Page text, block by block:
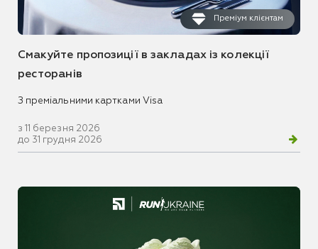
Преміум клієнтам
Смакуйте пропозиції в закладах із колекції
ресторанів
З преміальними картками Visa
з 11 березня 2026
до 31 грудня 2026